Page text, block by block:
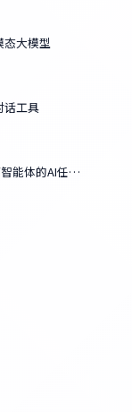
大模型
话工具
能体的AI任务